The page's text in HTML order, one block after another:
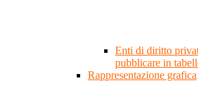
Enti di diritto
pubblicare in
Rappresentazione grafica